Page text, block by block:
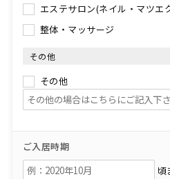
エステサロン(ネイル・マツエ
整体・マッサージ
その他
その他
ご入居時期
頃